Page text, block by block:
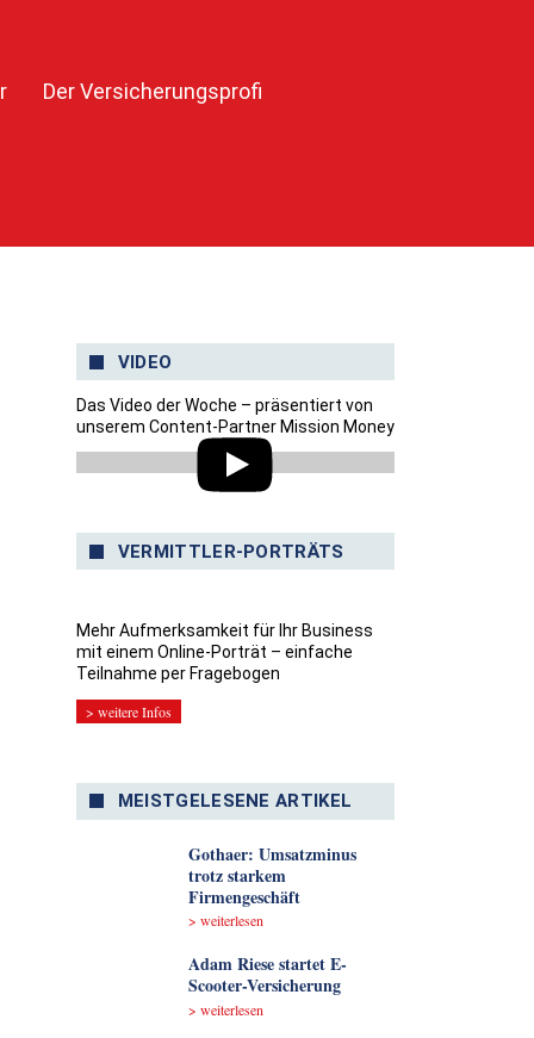
Der Versicherungsprofi
VIDEO
Das Video der Woche – präsentiert von
unserem Content-Partner Mission Money
VERMITTLER-PORTRÄTS
Mehr Aufmerksamkeit für Ihr Business
mit einem Online-Porträt – einfache
Teilnahme per Fragebogen
> weitere Infos
MEISTGELESENE ARTIKEL
Gothaer: Umsatzminus
trotz starkem
Firmengeschäft
> weiterlesen
Adam Riese startet E-
Scooter-Versicherung
> weiterlesen